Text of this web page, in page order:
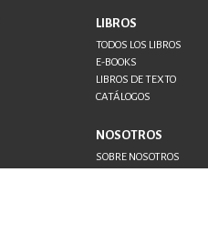
LIBROS
TODOS LOS LIBROS
E-BOOKS
LIBROS DE TEXTO
CATÁLOGOS
NOSOTROS
SOBRE NOSOTROS